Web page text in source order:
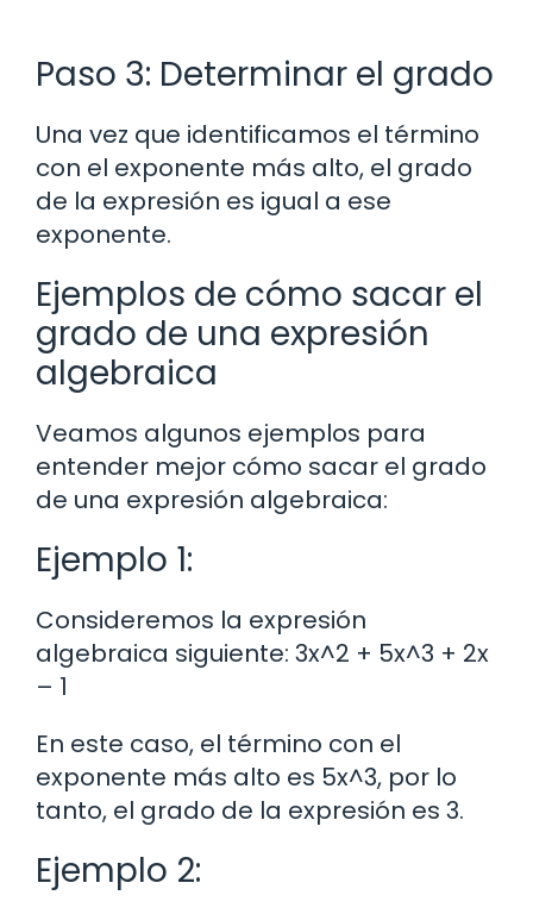
Paso 3: Determinar el grado
Una vez que identificamos el término
con el exponente más alto, el grado
de la expresión es igual a ese
exponente.
Ejemplos de cómo sacar el
grado de una expresión
algebraica
Veamos algunos ejemplos para
entender mejor cómo sacar el grado
de una expresión algebraica:
Ejemplo 1:
Consideremos la expresión
algebraica siguiente: 3x^2 + 5x^3 + 2x
– 1
En este caso, el término con el
exponente más alto es 5x^3, por lo
tanto, el grado de la expresión es 3.
Ejemplo 2: